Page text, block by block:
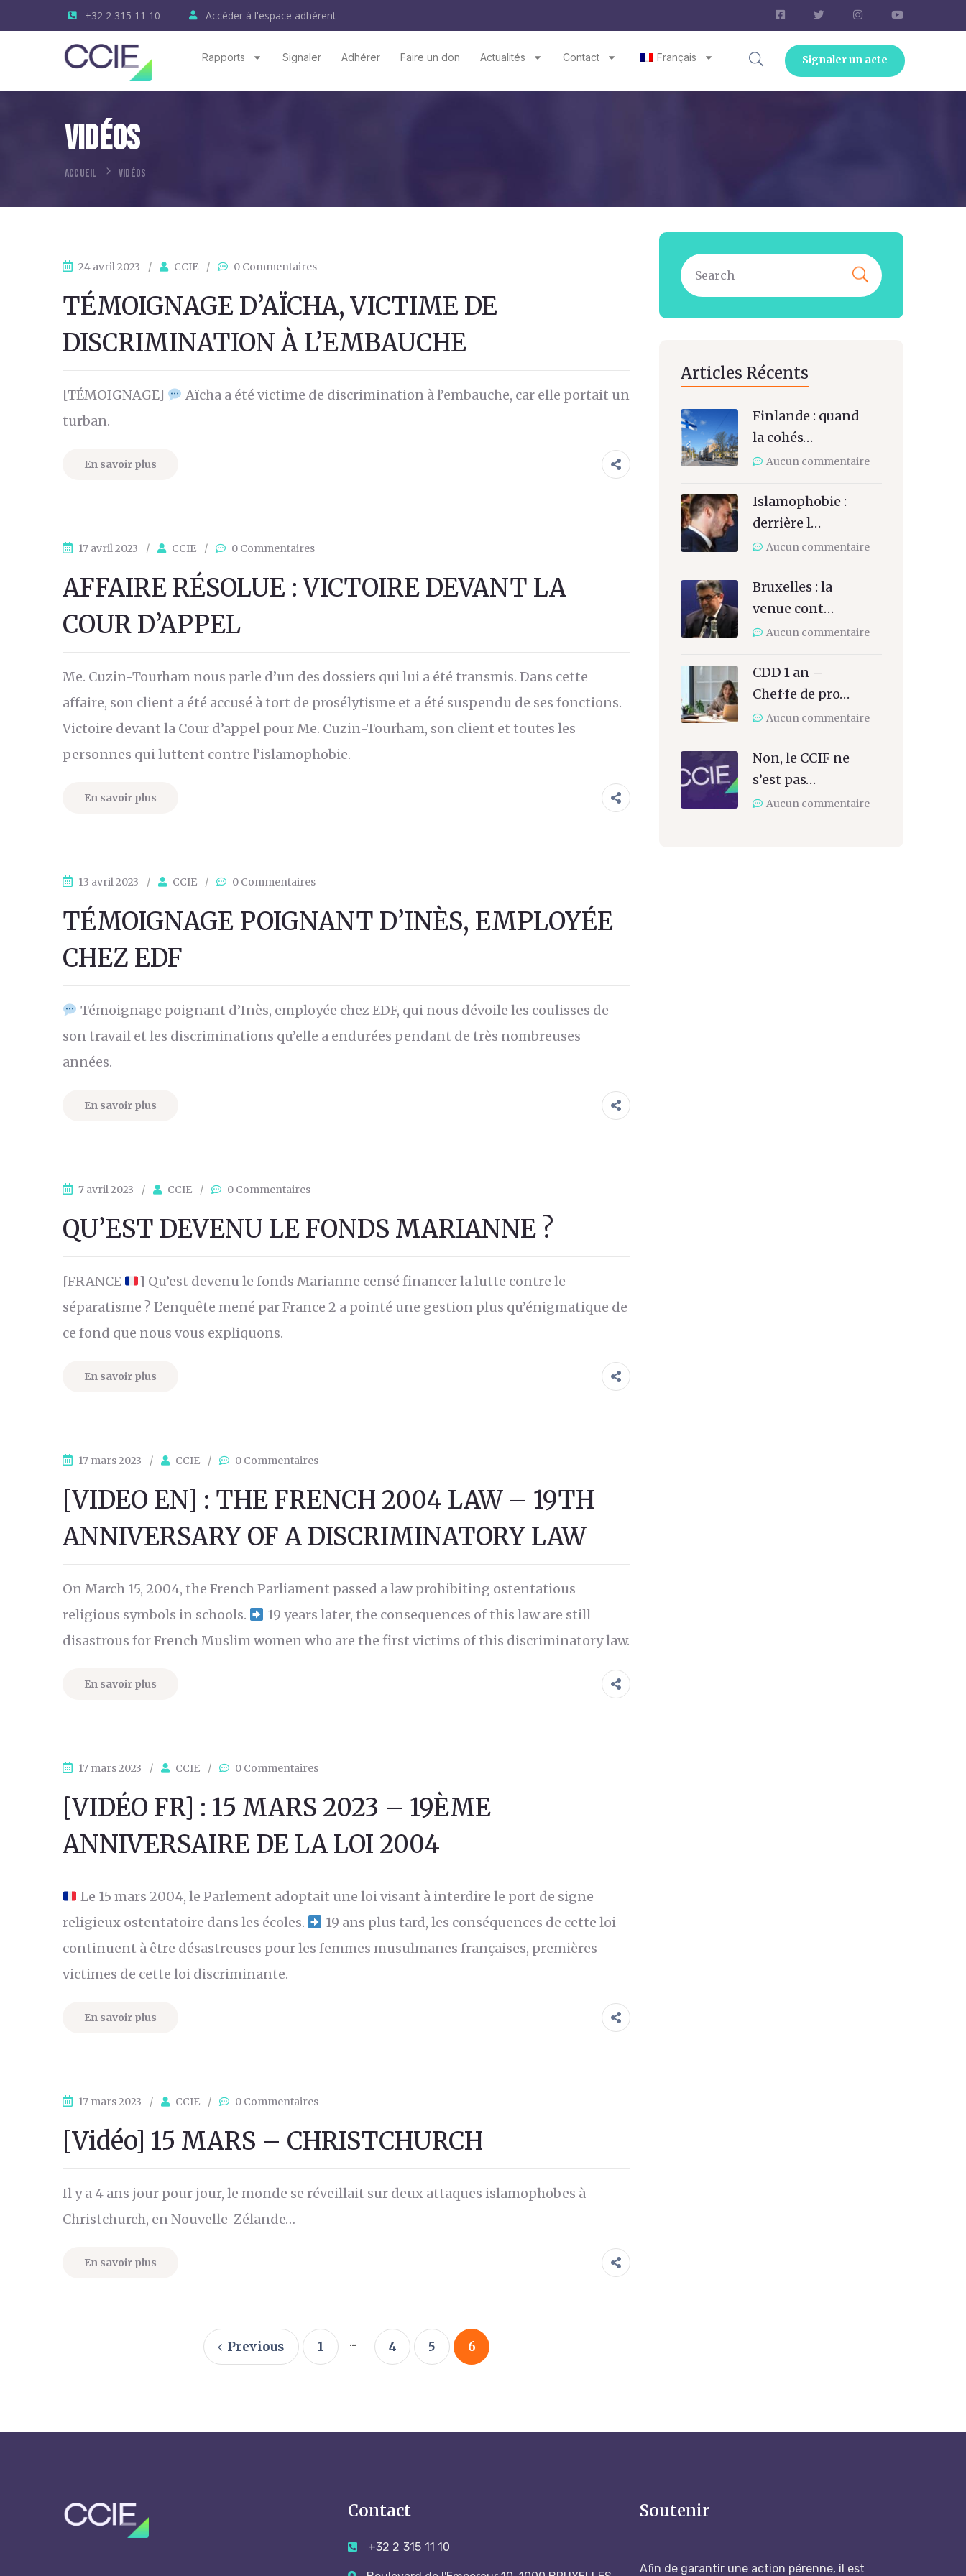
+32 2 315 11 10 Accéder à l'espace adhérent
Rapports Signaler Adhérer Faire un don Actualités Contact Français Signaler un acte
Vidéos
ACCUEIL VIDÉOS
24 avril 2023 / CCIE / 0 Commentaires
TÉMOIGNAGE D’AÏCHA, VICTIME DE
DISCRIMINATION À L’EMBAUCHE
[TÉMOIGNAGE]
Aïcha a été victime de discrimination à l’embauche, car elle portait un
turban.
En savoir plus
17 avril 2023 / CCIE / 0 Commentaires
AFFAIRE RÉSOLUE : VICTOIRE DEVANT LA
COUR D’APPEL
Me. Cuzin-Tourham nous parle d’un des dossiers qui lui a été transmis. Dans cette
affaire, son client a été accusé à tort de prosélytisme et a été suspendu de ses fonctions.
Victoire devant la Cour d’appel pour Me. Cuzin-Tourham, son client et toutes les
personnes qui luttent contre l’islamophobie.
En savoir plus
13 avril 2023 / CCIE / 0 Commentaires
TÉMOIGNAGE POIGNANT D’INÈS, EMPLOYÉE
CHEZ EDF
Témoignage poignant d’Inès, employée chez EDF, qui nous dévoile les coulisses de
son travail et les discriminations qu’elle a endurées pendant de très nombreuses
années.
En savoir plus
7 avril 2023 / CCIE / 0 Commentaires
QU’EST DEVENU LE FONDS MARIANNE ?
[FRANCE
] Qu’est devenu le fonds Marianne censé financer la lutte contre le
séparatisme ? L’enquête mené par France 2 a pointé une gestion plus qu’énigmatique de
ce fond que nous vous expliquons.
En savoir plus
17 mars 2023 / CCIE / 0 Commentaires
[VIDEO EN] : THE FRENCH 2004 LAW – 19TH
ANNIVERSARY OF A DISCRIMINATORY LAW
On March 15, 2004, the French Parliament passed a law prohibiting ostentatious
religious symbols in schools.
19 years later, the consequences of this law are still
disastrous for French Muslim women who are the first victims of this discriminatory law.
En savoir plus
17 mars 2023 / CCIE / 0 Commentaires
[VIDÉO FR] : 15 MARS 2023 – 19ÈME
ANNIVERSAIRE DE LA LOI 2004
Le 15 mars 2004, le Parlement adoptait une loi visant à interdire le port de signe
religieux ostentatoire dans les écoles.
19 ans plus tard, les conséquences de cette loi
continuent à être désastreuses pour les femmes musulmanes françaises, premières
victimes de cette loi discriminante.
En savoir plus
17 mars 2023 / CCIE / 0 Commentaires
[Vidéo] 15 MARS – CHRISTCHURCH
Il y a 4 ans jour pour jour, le monde se réveillait sur deux attaques islamophobes à
Christchurch, en Nouvelle-Zélande…
En savoir plus
Previous 1 ... 4 5 6
Articles Récents
Finlande : quand
la cohés…
Aucun commentaire
Islamophobie :
derrière l…
Aucun commentaire
Bruxelles : la
venue cont…
Aucun commentaire
CDD 1 an –
Chef·fe de pro…
Aucun commentaire
Non, le CCIF ne
s’est pas…
Aucun commentaire
Contact
+32 2 315 11 10
Soutenir
Afin de garantir une action pérenne, il est